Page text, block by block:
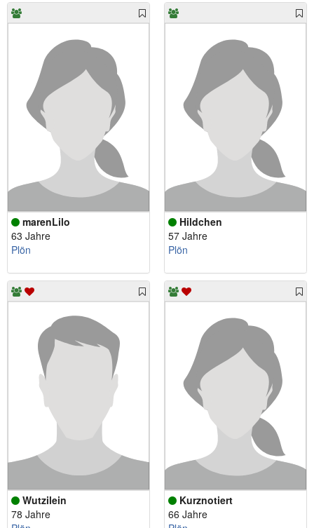
marenLilo
63 Jahre
Plön
Hildchen
57 Jahre
Plön
Wutzilein
78 Jahre
Kurznotiert
66 Jahre